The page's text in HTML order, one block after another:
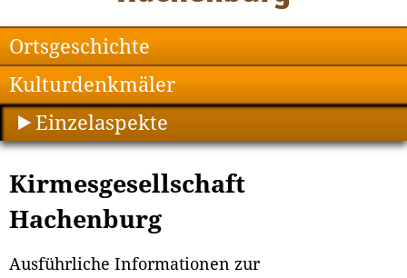
Ortsgeschichte
Kulturdenkmäler
Einzelaspekte
Kirmesgesellschaft
Hachenburg
Ausführliche Informationen zur